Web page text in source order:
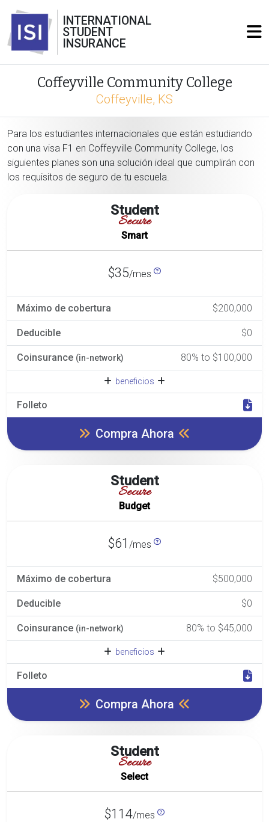
INTERNATIONAL
STUDENT
INSURANCE
Coffeyville Community College
Coffeyville, KS
Para los estudiantes internacionales que están estudiando
con una visa F1 en Coffeyville Community College, los
siguientes planes son una solución ideal que cumplirán con
los requisitos de seguro de tu escuela.
Student
Secure
Smart
$35/mes
Máximo de cobertura $200,000
Deducible $0
Coinsurance (in-network) 80% to $100,000
beneficios
Folleto
Compra Ahora
Student
Secure
Budget
$61 /mes
Máximo de cobertura $500,000
Deducible $0
Coinsurance (in-network) 80% to $45,000
beneficios
Folleto
Compra Ahora
Student
Secure
Select
$114/mes